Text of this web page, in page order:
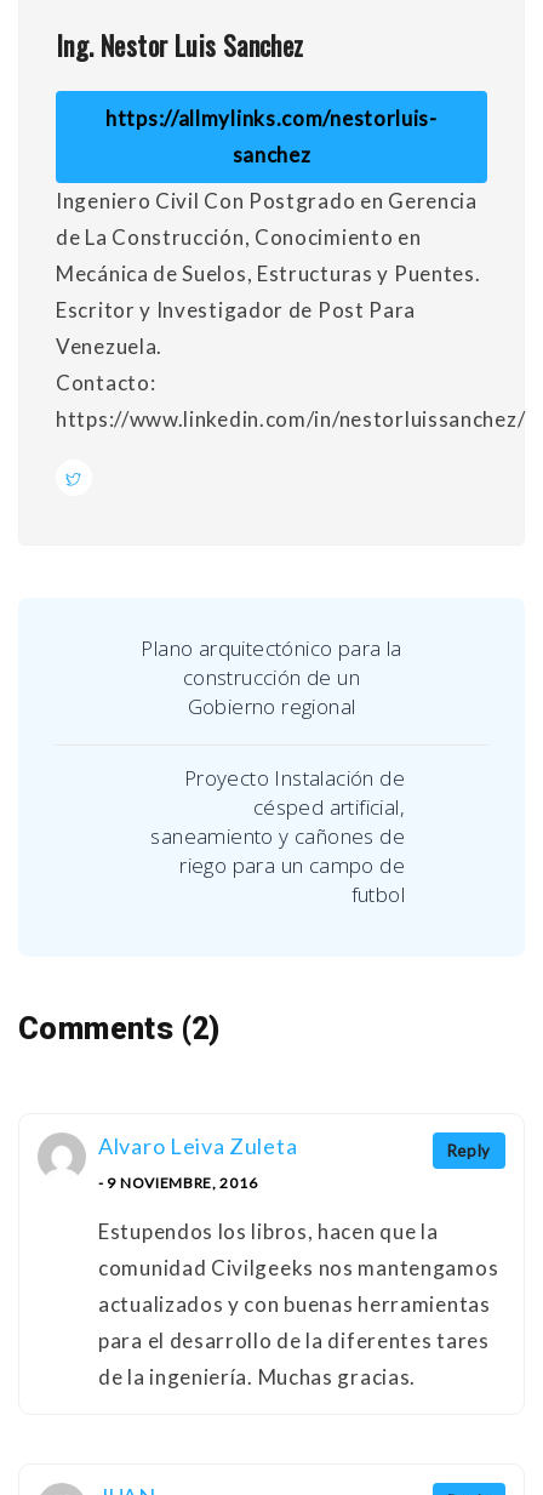
Ing. Nestor Luis Sanchez
https://allmylinks.com/nestorluis-
sanchez
Ingeniero Civil Con Postgrado en Gerencia
de La Construcción, Conocimiento en
Mecánica de Suelos, Estructuras y Puentes.
Escritor y Investigador de Post Para
Venezuela.
Contacto:
https://www.linkedin.com/in/nestorluissanchez/
Plano arquitectónico para la
construcción de un
Gobierno regional
Proyecto Instalación de
césped artificial,
saneamiento y cañones de
riego para un campo de
futbol
Comments (2)
Reply
Alvaro Leiva Zuleta
- 9 NOVIEMBRE, 2016
Estupendos los libros, hacen que la
comunidad Civilgeeks nos mantengamos
actualizados y con buenas herramientas
para el desarrollo de la diferentes tares
de la ingeniería. Muchas gracias.